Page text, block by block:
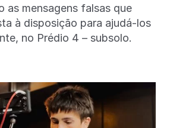
as mensagens falsas que
à disposição para ajudá-los
no Prédio 4 – subsolo.